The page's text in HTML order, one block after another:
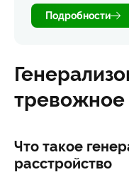
Подробности
тревожное
Что такое
расстройство